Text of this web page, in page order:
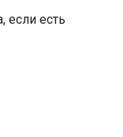
если есть